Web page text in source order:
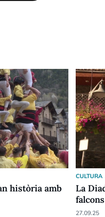
història amb
CULTURA
La
27.09.25